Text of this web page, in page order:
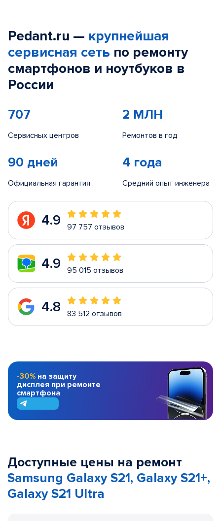
Pedant.ru — крупнейшая
сервисная сеть по ремонту
смартфонов и ноутбуков в
России
707
Сервисных центров
2 МЛН
Ремонтов в год
90 дней
Официальная гарантия
4 года
Средний опыт инженера
4.9 97 757 отзывов
4.9 95 015 отзывов
4.8 83 512 отзывов
-30% на защиту
дисплея при ремонте
смартфона
Доступные цены на ремонт
Samsung Galaxy S21, Galaxy S21+,
Galaxy S21 Ultra